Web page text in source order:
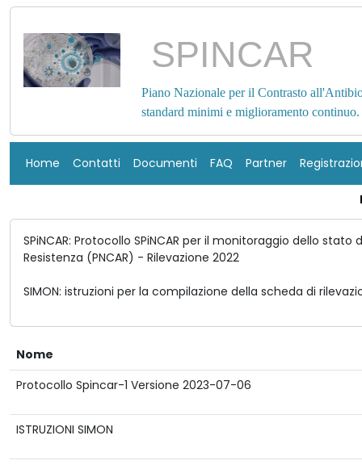
SPINCAR
Piano Nazionale per il Contrasto
standard minimi e miglioramento continuo.
Home Contatti Documenti FAQ Partner
SPiNCAR: Protocollo SPiNCAR per il monitoraggio dello
Resistenza (PNCAR) - Rilevazione 2022
SIMON: istruzioni per la compilazione della scheda di
Nome
Protocollo Spincar-1 Versione 2023-07-06
ISTRUZIONI SIMON